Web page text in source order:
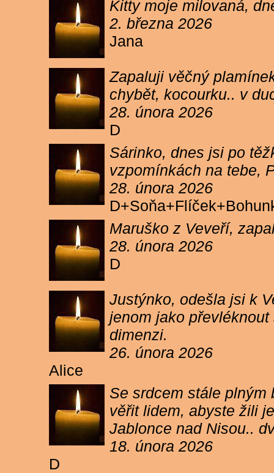
Kitty moje milovaná,
2. března 2026
Jana
Zapaluji věčný
chybět, kocourku.. v
28. února 2026
D
Sárinko, dnes jsi po
vzpomínkách na tebe,
28. února 2026
Maruško z Veveří,
28. února 2026
D
Justýnko, odešla jsi k
jenom jako
dimenzi.
26. února 2026
Alice
Se srdcem stále
věřit lidem, abyste žili
Jablonce nad Nisou..
18. února 2026
D